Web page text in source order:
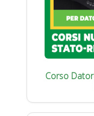
Corso